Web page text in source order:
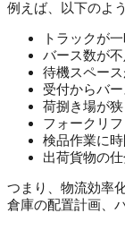
例えば、以下のよ
トラックが
バース数が
待機スペー
受付からバ
荷捌き場が
フォークリ
検品作業に
出荷貨物の
つまり、物流効率
倉庫の配置計画、